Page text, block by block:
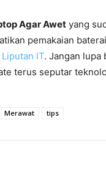
Agar Awet yang
pemakaian
Liputan IT. Jangan lupa
terus seputar
Merawat tips